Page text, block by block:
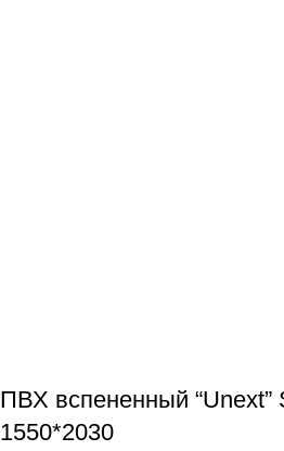
ПВХ вспененный “Unext”
1550*2030